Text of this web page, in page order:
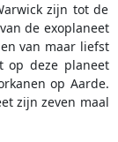
zijn tot de
de exoplaneet
van maar liefst
op deze planeet
op Aarde.
zijn zeven maal